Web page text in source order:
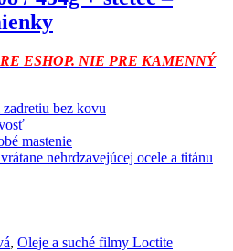
ESHOP. NIE PRE KAMENNÝ
bez kovu
mastenie
nehrdzavejúcej ocele a titánu
, Oleje a suché filmy Loctite